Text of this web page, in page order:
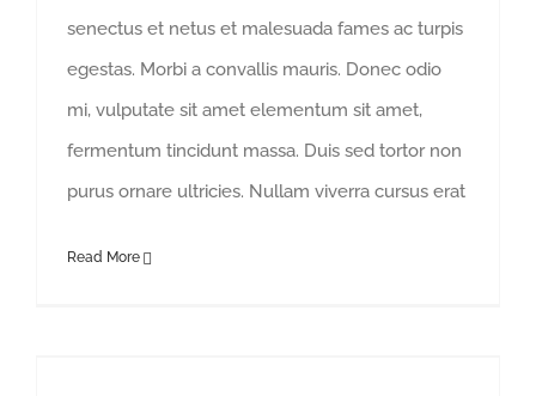
senectus et netus et malesuada fames ac turpis
egestas. Morbi a convallis mauris. Donec odio
mi, vulputate sit amet elementum sit amet,
fermentum tincidunt massa. Duis sed tortor non
purus ornare ultricies. Nullam viverra cursus erat
Read More